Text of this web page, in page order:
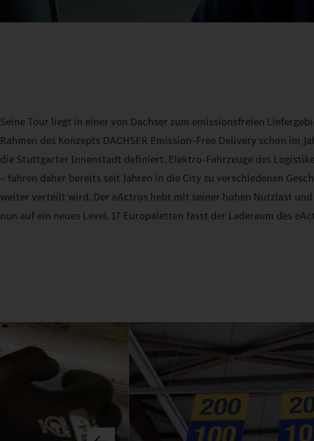
Seine Tour liegt in einer von Dachser zum emissionsfreien
Rahmen des Konzepts DACHSER Emission‑Free Delivery schon im
die Stuttgarter Innenstadt definiert. Elektro-Fahrzeuge des
– fahren daher bereits seit Jahren in die City zu verschiedenen
weiter verteilt wird. Der eActros hebt mit seiner hohen Nutzlast
nun auf ein neues Level. 17 Europaletten fasst der Laderaum des